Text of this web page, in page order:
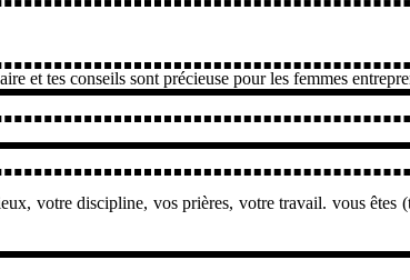
et tes conseils sont précieuse pour les femmes
votre discipline, vos prières, votre travail. vous êtes